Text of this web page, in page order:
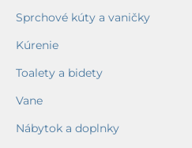
Sprchové kúty a vaničky
Kúrenie
Toalety a bidety
Vane
Nábytok a doplnky